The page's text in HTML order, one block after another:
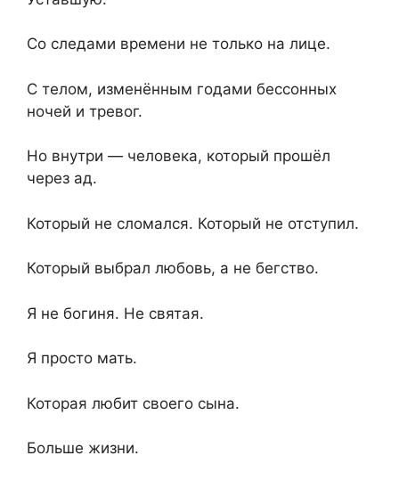
Со следами времени не только на лице.
С телом, изменённым годами бессонных
ночей и тревог.
Но внутри — человека, который прошёл
через ад.
Который не сломался. Который не отступил.
Который выбрал любовь, а не бегство.
Я не богиня. Не святая.
Я просто мать.
Которая любит своего сына.
Больше жизни.